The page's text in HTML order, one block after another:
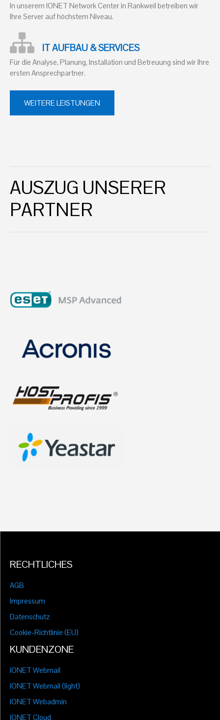
In unserem IONET Network Center in Rankweil betreiben wir
Ihre Server auf höchstem Niveau.
IT AUFBAU & SERVICES
Für die Analyse, Planung, Installation und Betreuung sind wir Ihre
ersten Ansprechpartner.
WEITERE LEISTUNGEN
AUSZUG UNSERER
PARTNER
RECHTLICHES
AGB
Impressum
Datenschutz
Cookie-Richtlinie (EU)
KUNDENZONE
IONET Webmail
IONET Webmail (light)
IONET Webadmin
IONET Cloud